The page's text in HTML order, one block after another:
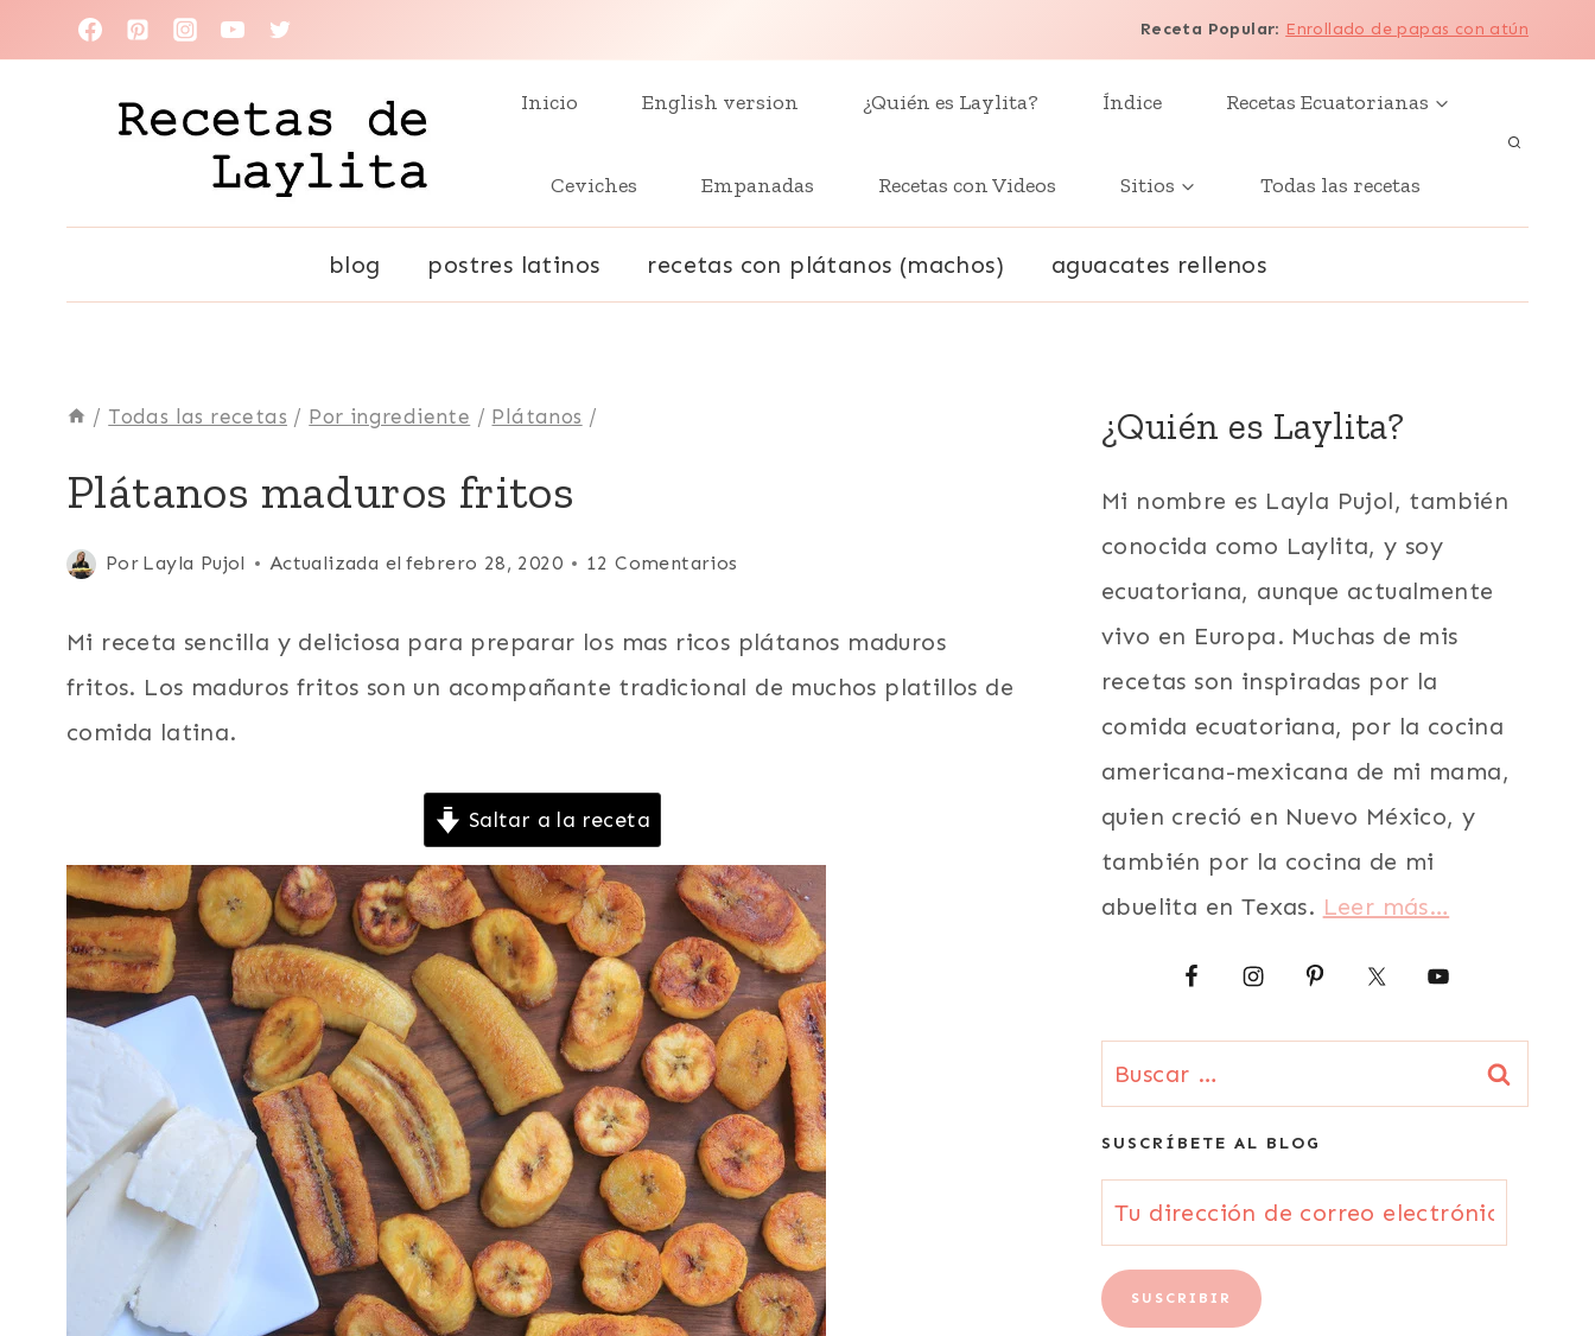
al
Receta Popular: Enrollado de papas con atún
Inicio English version ¿Quién es Laylita? Índice Recetas Ecuatorianas
Ceviches Empanadas Recetas con Videos Sitios Todas las recetas
blog postres latinos recetas con plátanos (machos) aguacates rellenos
/ Todas las recetas / Por ingrediente / Plátanos /
BOCADITOS
|
CARIBE
DESAYUNO
APERITIVOS
FÁCILES
|
LATINO/HISPANO
|
MEXICO
CENTROAMERICA
PARA
NIÑOS
PLÁTANOS
Plátanos maduros fritos
Por Layla Pujol
Publicada
febrero 28, 2008
Actualizada el febrero 28, 2020 12 Comentarios
Mi receta sencilla y deliciosa para preparar los mas ricos plátanos maduros
fritos. Los maduros fritos son un acompañante tradicional de muchos platillos de
comida latina.
Saltar a la receta
¿Quién es Laylita?
Mi nombre es Layla Pujol, también
conocida como Laylita, y soy
ecuatoriana, aunque actualmente
vivo en Europa. Muchas de mis
recetas son inspiradas por la
comida ecuatoriana, por la cocina
americana-mexicana de mi mama,
quien creció en Nuevo México, y
también por la cocina de mi
abuelita en Texas. Leer más…
Buscar:
SUSCRÍBETE AL BLOG
Tu
dirección
de
SUSCRIBIR